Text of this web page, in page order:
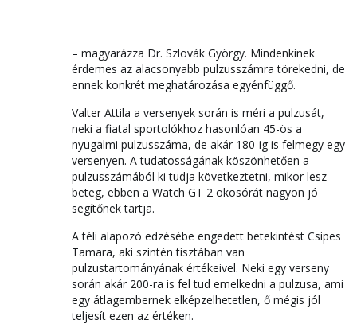
– magyarázza Dr. Szlovák György. Mindenkinek
érdemes az alacsonyabb pulzusszámra törekedni, de
ennek konkrét meghatározása egyénfüggő.
Valter Attila a versenyek során is méri a pulzusát,
neki a fiatal sportolókhoz hasonlóan 45-ös a
nyugalmi pulzusszáma, de akár 180-ig is felmegy egy
versenyen. A tudatosságának köszönhetően a
pulzusszámából ki tudja következtetni, mikor lesz
beteg, ebben a Watch GT 2 okosórát nagyon jó
segítőnek tartja.
A téli alapozó edzésébe engedett betekintést Csipes
Tamara, aki szintén tisztában van
pulzustartományának értékeivel. Neki egy verseny
során akár 200-ra is fel tud emelkedni a pulzusa, ami
egy átlagembernek elképzelhetetlen, ő mégis jól
teljesít ezen az értéken.